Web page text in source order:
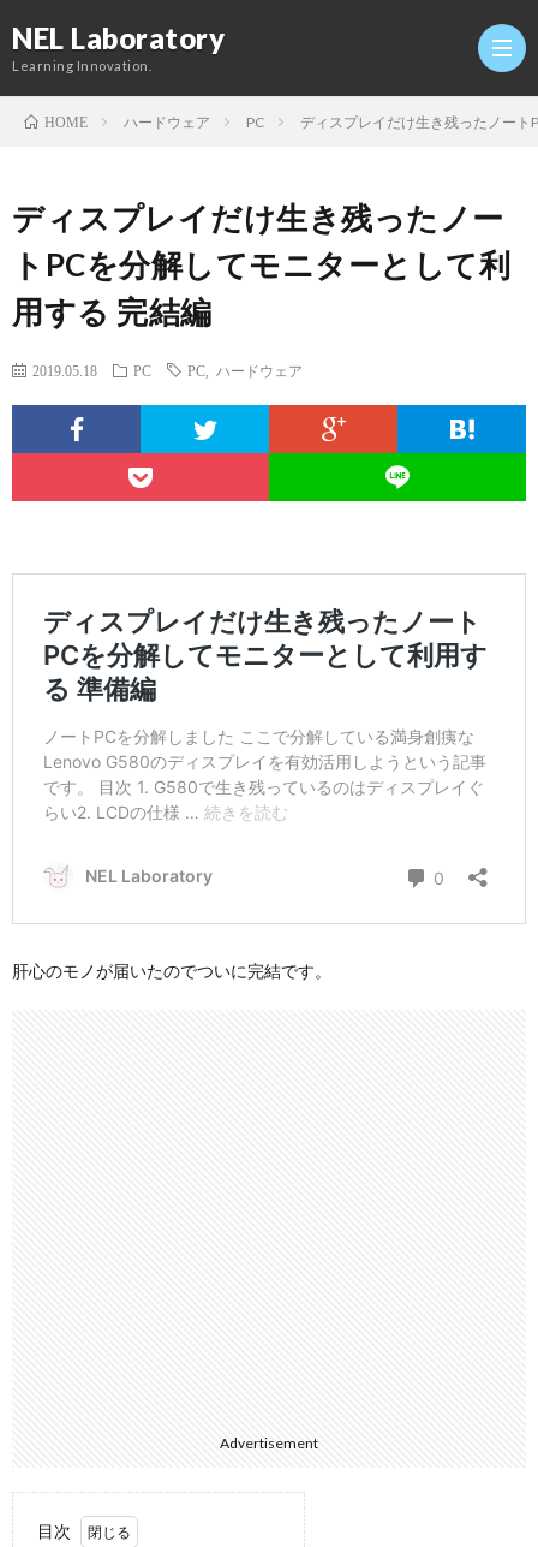
NEL Laboratory
Learning Innovation.
HOME ハードウェア PC ディスプレイだけ生き残ったノー
ディスプレイだけ生き残ったノー
トPCを分解してモニターとして利
用する 完結編
2019.05.18 PC PC ハードウェア
肝心のモノが届いたのでついに完結です。
Advertisement
目次